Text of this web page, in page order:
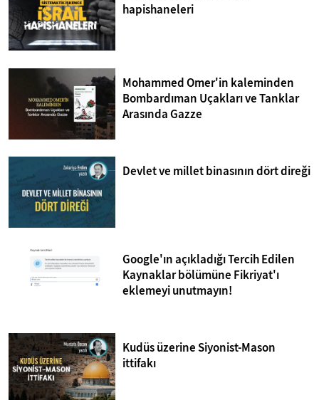
hapishaneleri
Mohammed Omer'in kaleminden
Bombardıman Uçakları ve Tanklar
Arasında Gazze
Devlet ve millet binasının dört direği
Google'ın açıkladığı Tercih Edilen
Kaynaklar bölümüne Fikriyat'ı
eklemeyi unutmayın!
Kudüs üzerine Siyonist-Mason
ittifakı